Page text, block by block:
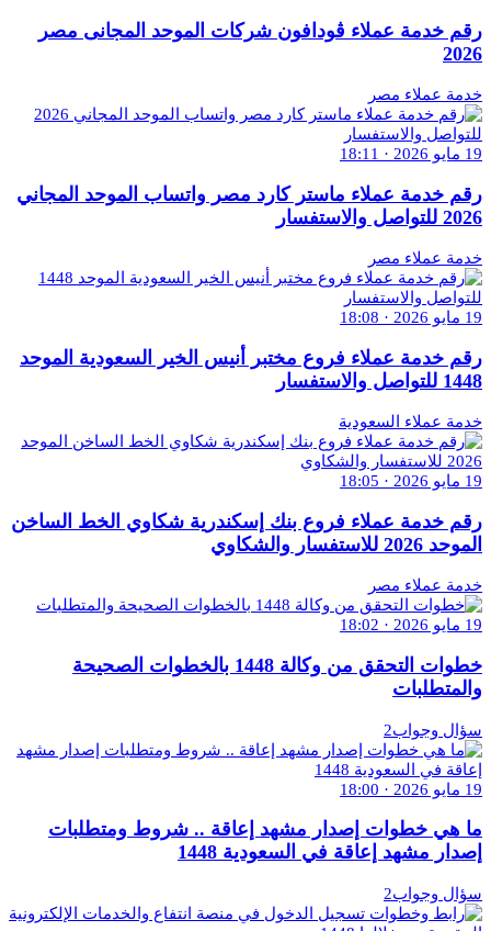
رقم خدمة عملاء ڤودافون شركات الموحد المجانى مصر
2026
خدمة عملاء مصر
19 مايو 2026 · 18:11
رقم خدمة عملاء ماستر كارد مصر واتساب الموحد المجاني
2026 للتواصل والاستفسار
خدمة عملاء مصر
19 مايو 2026 · 18:08
رقم خدمة عملاء فروع مختبر أنيس الخير السعودية الموحد
1448 للتواصل والاستفسار
خدمة عملاء السعودية
19 مايو 2026 · 18:05
رقم خدمة عملاء فروع بنك إسكندرية شكاوي الخط الساخن
الموحد 2026 للاستفسار والشكاوي
خدمة عملاء مصر
19 مايو 2026 · 18:02
خطوات التحقق من وكالة 1448 بالخطوات الصحيحة
والمتطلبات
سؤال وجواب2
19 مايو 2026 · 18:00
ما هي خطوات إصدار مشهد إعاقة .. شروط ومتطلبات
إصدار مشهد إعاقة في السعودية 1448
سؤال وجواب2